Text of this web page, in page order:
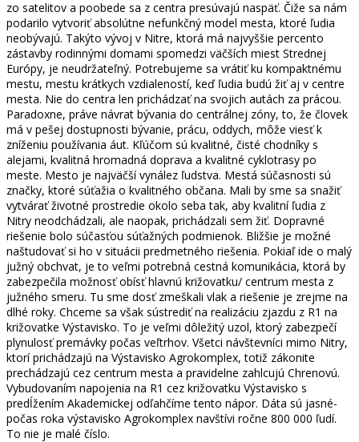
zo satelitov a poobede sa z centra presúvajú naspäť. Čiže sa nám
podarilo vytvoriť absolútne nefunkčný model mesta, ktoré ľudia
neobývajú. Takýto vývoj v Nitre, ktorá má najvyššie percento
zástavby rodinnými domami spomedzi väčších miest Strednej
Európy, je neudržateľný. Potrebujeme sa vrátiť ku kompaktnému
mestu, mestu krátkych vzdialeností, keď ľudia budú žiť aj v centre
mesta. Nie do centra len prichádzať na svojich autách za prácou.
Paradoxne, práve návrat bývania do centrálnej zóny, to, že človek
má v pešej dostupnosti bývanie, prácu, oddych, môže viesť k
zníženiu používania áut. Kľúčom sú kvalitné, čisté chodníky s
alejami, kvalitná hromadná doprava a kvalitné cyklotrasy po
meste. Mesto je najväčší vynález ľudstva. Mestá súčasnosti sú
značky, ktoré súťažia o kvalitného občana. Mali by sme sa snažiť
vytvárať životné prostredie okolo seba tak, aby kvalitní ľudia z
Nitry neodchádzali, ale naopak, prichádzali sem žiť. Dopravné
riešenie bolo súčasťou súťažných podmienok. Bližšie je možné
naštudovať si ho v situácii predmetného riešenia. Pokiaľ ide o malý
južný obchvat, je to veľmi potrebná cestná komunikácia, ktorá by
zabezpečila možnosť obísť hlavnú križovatku/ centrum mesta z
južného smeru. Tu sme dosť zmeškali vlak a riešenie je zrejme na
dlhé roky. Chceme sa však sústrediť na realizáciu zjazdu z R1 na
križovatke Výstavisko. To je veľmi dôležitý uzol, ktorý zabezpečí
plynulosť premávky počas veľtrhov. Všetci návštevníci mimo Nitry,
ktorí prichádzajú na Výstavisko Agrokomplex, totiž zákonite
prechádzajú cez centrum mesta a pravidelne zahlcujú Chrenovú.
Vybudovaním napojenia na R1 cez križovatku Výstavisko s
predĺžením Akademickej odľahčíme tento nápor. Dáta sú jasné-
počas roka výstavisko Agrokomplex navštívi ročne 800 000 ľudí.
To nie je malé číslo.